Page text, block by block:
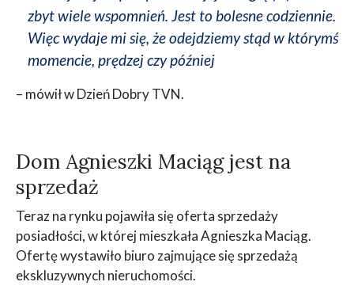
zbyt wiele wspomnień. Jest to bolesne codziennie.
Więc wydaje mi się, że odejdziemy stąd w którymś
momencie, prędzej czy później
– mówił w Dzień Dobry TVN.
Dom Agnieszki Maciąg jest na
sprzedaż
Teraz na rynku pojawiła się oferta sprzedaży
posiadłości, w której mieszkała Agnieszka Maciąg.
Ofertę wystawiło biuro zajmujące się sprzedażą
ekskluzywnych nieruchomości.